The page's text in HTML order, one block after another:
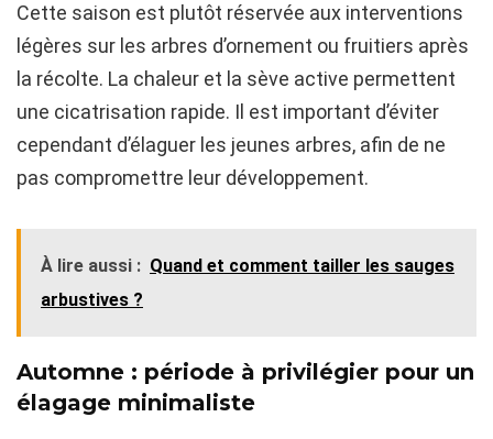
Cette saison est plutôt réservée aux interventions
légères sur les arbres d’ornement ou fruitiers après
la récolte. La chaleur et la sève active permettent
une cicatrisation rapide. Il est important d’éviter
cependant d’élaguer les jeunes arbres, afin de ne
pas compromettre leur développement.
À lire aussi : Quand et comment tailler les sauges
arbustives ?
Automne : période à privilégier pour un
élagage minimaliste